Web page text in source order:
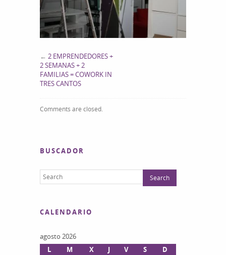
← 2 EMPRENDEDORES +
2 SEMANAS + 2
FAMILIAS = COWORK IN
TRES CANTOS
Comments are closed.
BUSCADOR
CALENDARIO
agosto 2026
L
M X J V S D